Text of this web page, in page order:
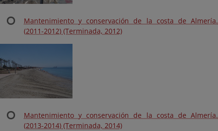
Mantenimiento y conservación de la costa de Almería.
(2011-2012) (Terminada, 2012)
Mantenimiento y conservación de la costa de Almería.
(2013-2014) (Terminada, 2014)